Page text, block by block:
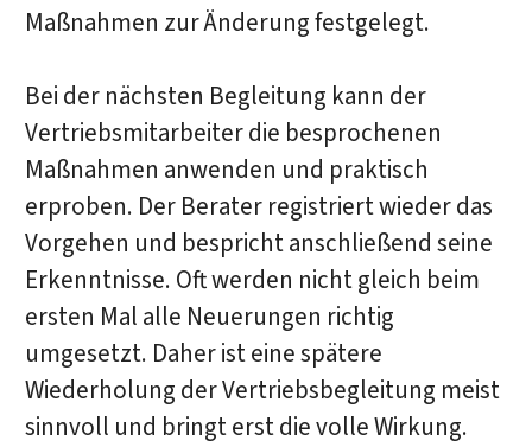
Maßnahmen zur Änderung festgelegt.
Bei der nächsten Begleitung kann der
Vertriebsmitarbeiter die besprochenen
Maßnahmen anwenden und praktisch
erproben. Der Berater registriert wieder das
Vorgehen und bespricht anschließend seine
Erkenntnisse. Oft werden nicht gleich beim
ersten Mal alle Neuerungen richtig
umgesetzt. Daher ist eine spätere
Wiederholung der Vertriebsbegleitung meist
sinnvoll und bringt erst die volle Wirkung.